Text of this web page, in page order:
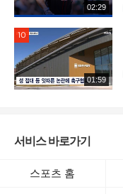
02:29
01:59
서비스 바로가기
스포츠 홈